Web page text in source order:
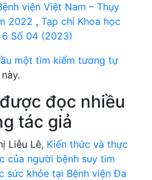
viện Việt Nam – Thụy
2022 , Tạp chí Khoa học
Số 04 (2023)
một tìm kiếm tương tự
đọc nhiều
tác giả
Liễu Lê, Kiến thức và thực
của người bệnh suy tim
sức khỏe tại Bệnh viện Đa